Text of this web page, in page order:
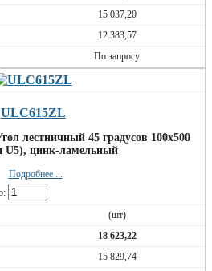
15 037,20
12 383,57
По запросу
ULC615ZL
лестничный 45 градусов 100x500
U5), цинк-ламельный
Подробнее ...
(шт)
18 623,22
15 829,74